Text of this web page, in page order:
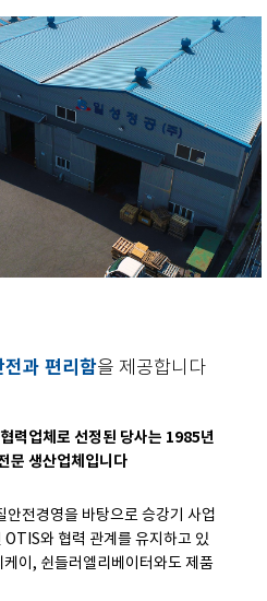
전과 편리함을 제공합니다
력업체로 선정된 당사는 1985년
문 생산업체입니다
안전경영을 바탕으로 승강기 사업
와 협력 관계를 유지하고 있
이, 쉰들러엘리베이터와도 제품